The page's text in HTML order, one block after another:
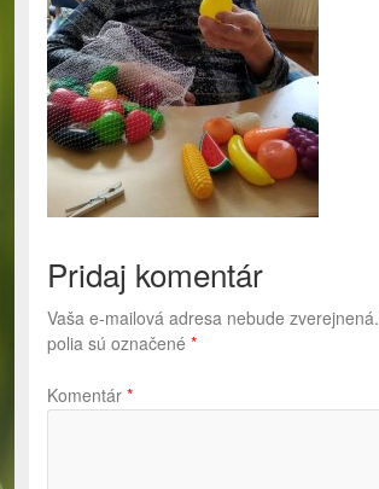
Pridaj komentár
Vaša e-mailová adresa nebude zverejnená.
polia sú označené *
Komentár *